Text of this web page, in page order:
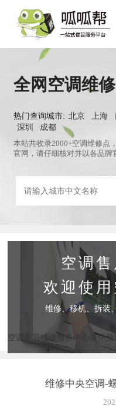
全网空调维
热门查询城市: 北京 上海
深圳
成都
本站共收录2000+空调维修点
官网，请仔细核对并以各品牌
空调
欢迎使
维修、移机、拆装
空调售后维修服务中心提供
维修中央空调-